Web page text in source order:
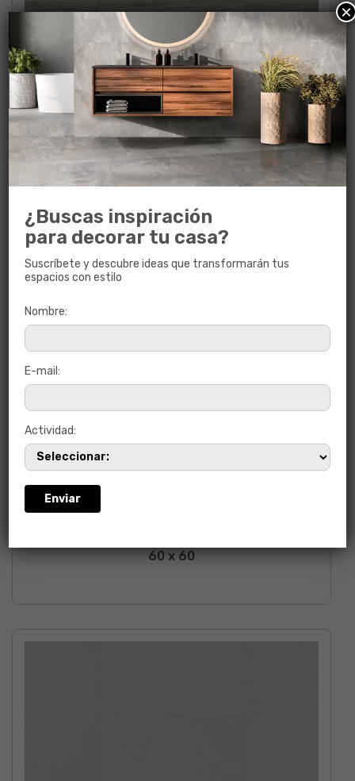
NATIVE GRIS RECT
60 x 60
60 x 60
¿Buscas inspiración
para decorar tu casa?
Suscríbete y descubre ideas que transformarán tus
espacios con estilo
Nombre:
E-mail:
Actividad:
×